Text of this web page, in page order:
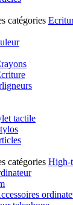
catégories
tactile
catégories High-